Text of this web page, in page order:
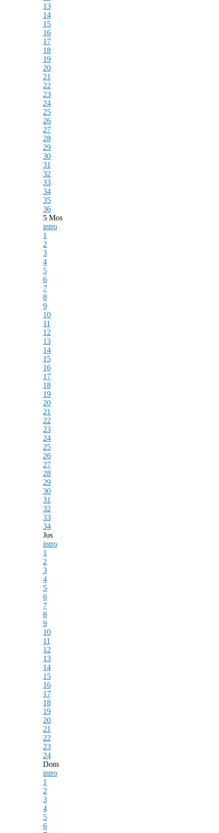
13
14
15
16
17
18
19
20
21
22
23
24
25
26
27
28
29
30
31
32
33
34
35
36
5 Mos
intro
1
2
3
4
5
6
7
8
9
10
11
12
13
14
15
16
17
18
19
20
21
22
23
24
25
26
27
28
29
30
31
32
33
34
Jos
intro
1
2
3
4
5
6
7
8
9
10
11
12
13
14
15
16
17
18
19
20
21
22
23
24
Dom
intro
1
2
3
4
5
6